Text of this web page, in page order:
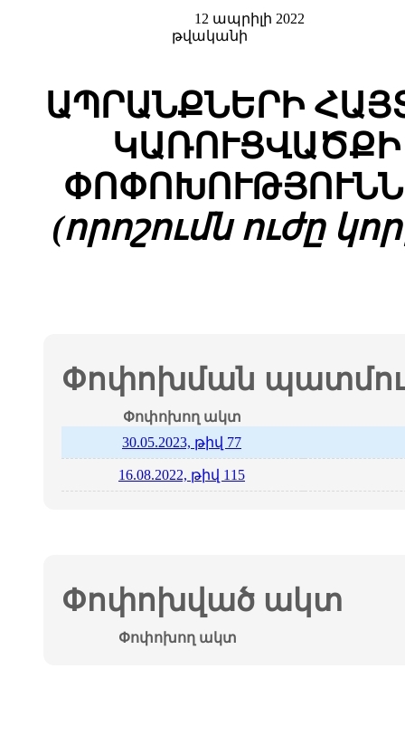
12 ապրիլի 2022
թվականի
ԱՊՐԱՆՔՆԵՐԻ
(որոշումն ուժը
Փոփոխման
Փոփոխող ակտ
30.05.2023, թիվ 77
16.08.2022, թիվ 115
Փոփոխված ակտ
Փոփոխող ակտ